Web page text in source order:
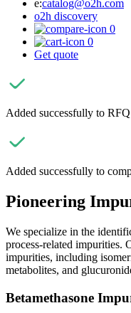
e:catalog@o2h.com
o2h discovery
0
0
Get quote
Added successfully to
Added successfully to
Pioneering
We specialize in the
process-related impurities.
impurities, including
metabolites, and
Betamethasone